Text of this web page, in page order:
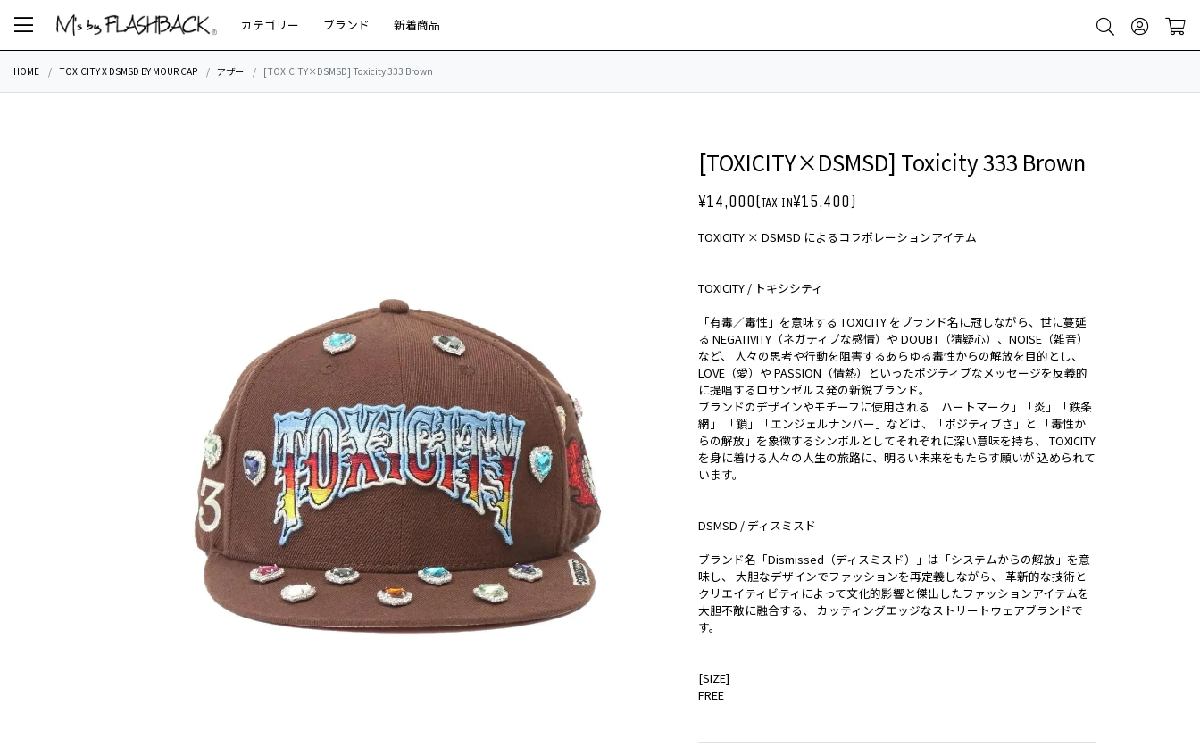
カテゴリー ブランド 新着商品
HOME TOXICITY X DSMSD BY MOUR CAP アザー [TOXICITY×DSMSD] Toxicity 333 Brown
[TOXICITY×DSMSD] Toxicity 333 Brown
¥14,000(TAX IN¥15,400)
TOXICITY × DSMSD によるコラボレーションアイテム
TOXICITY / トキシシティ
「有毒／毒性」を意味する TOXICITY をブランド名に冠しながら、世に蔓延
る NEGATIVITY（ネガティブな感情）や DOUBT（猜疑心）、NOISE（雑音）
など、 人々の思考や行動を阻害するあらゆる毒性からの解放を目的とし、
LOVE（愛）や PASSION（情熱）といったポジティブなメッセージを反義的
に提唱するロサンゼルス発の新鋭ブランド。
ブランドのデザインやモチーフに使用される「ハートマーク」「炎」「鉄条
網」 「鎖」「エンジェルナンバー」などは、「ポジティブさ」と 「毒性か
らの解放」を象徴するシンボルとしてそれぞれに深い意味を持ち、 TOXICITY
を身に着ける人々の人生の旅路に、明るい未来をもたらす願いが 込められて
います。
DSMSD / ディスミスド
ブランド名「Dismissed（ディスミスド）」は「システムからの解放」を意
味し、 大胆なデザインでファッションを再定義しながら、 革新的な技術と
クリエイティビティによって文化的影響と傑出したファッションアイテムを
大胆不敵に融合する、 カッティングエッジなストリートウェアブランドで
す。
[SIZE]
FREE